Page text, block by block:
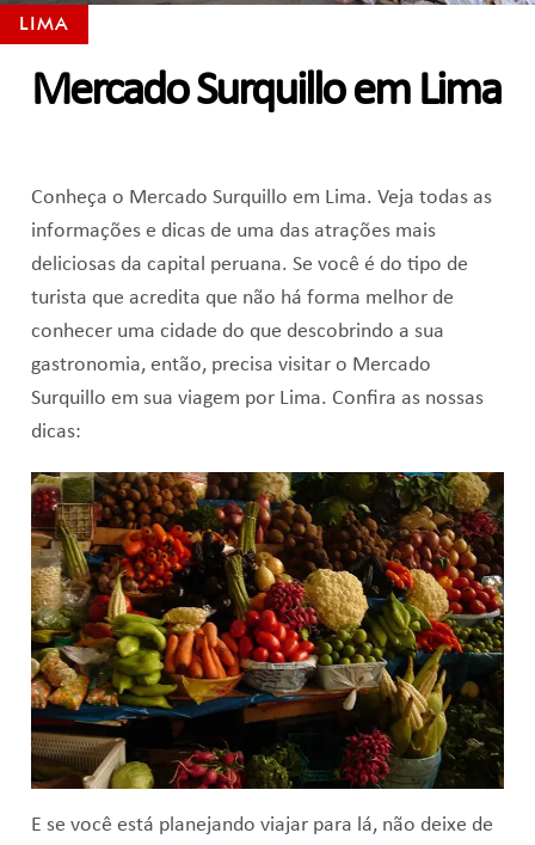
LIMA
Mercado Surquillo em Lima
Conheça o Mercado Surquillo em Lima. Veja todas as
informações e dicas de uma das atrações mais
deliciosas da capital peruana. Se você é do tipo de
turista que acredita que não há forma melhor de
conhecer uma cidade do que descobrindo a sua
gastronomia, então, precisa visitar o Mercado
Surquillo em sua viagem por Lima. Confira as nossas
dicas:
E se você está planejando viajar para lá, não deixe de